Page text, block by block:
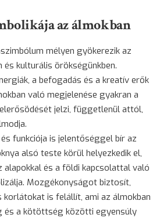
az álmokban
mélyen gyökerezik az
kulturális örökségünkben.
a befogadás és a kreatív erők
való megjelenése gyakran a
jelzi, függetlenül attól,
funkciója is jelentőséggel bír az
alsó teste körül helyezkedik el,
alapokkal és a földi kapcsolattal való
Mozgékonyságot biztosít,
korlátokat is felállít, ami az álmokban
és a kötöttség közötti egyensúly